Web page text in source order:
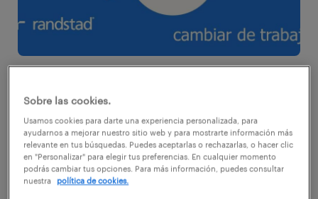
muy difícil combatirlos. El volumen de la idea
crece día a día y, de repente, te das cuenta de
que piensas todo el tiempo en lo mismo:
cambiar de trabajo. Para cambiar de aire,
para conseguir algo mejor, para trabajar
Sobre las cookies.
Usamos cookies para darte una experiencia personalizada, para
ayudarnos a mejorar nuestro sitio web y para mostrarte información más
relevante en tus búsquedas. Puedes aceptarlas o rechazarlas, o hacer clic
en "Personalizar" para elegir tus preferencias. En cualquier momento
podrás cambiar tus opciones. Para más información, puedes consultar
nuestra
política de cookies.